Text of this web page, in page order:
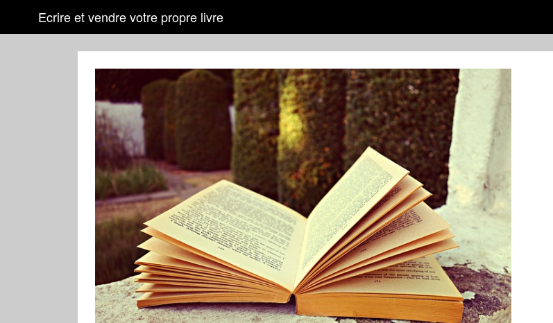
Ecrire et vendre votre propre livre